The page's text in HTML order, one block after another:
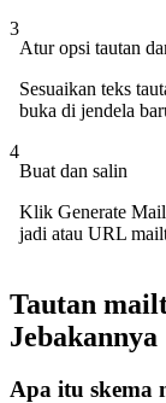
3
Atur opsi tautan
Sesuaikan teks
buka di jendela
4
Buat dan salin
Klik Generate
jadi atau URL
Tautan
Jebakannya
Apa itu skema